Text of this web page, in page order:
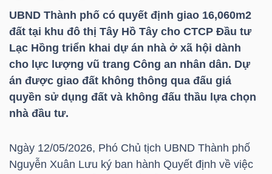
UBND Thành phố có quyết định giao 16,060m2
đất tại khu đô thị Tây Hồ Tây cho CTCP Đầu tư
Lạc Hồng triển khai dự án nhà ở xã hội dành
cho lực lượng vũ trang Công an nhân dân. Dự
án được giao đất không thông qua đấu giá
quyền sử dụng đất và không đấu thầu lựa chọn
nhà đầu tư.
Ngày 12/05/2026, Phó Chủ tịch UBND Thành phố
Nguyễn Xuân Lưu ký ban hành Quyết định về việc
BẤT
ĐỘNG
SẢN
CHÍNH